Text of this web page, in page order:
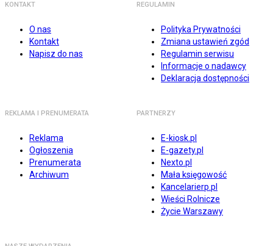
KONTAKT
O nas
Kontakt
Napisz do nas
REGULAMIN
Polityka Prywatności
Zmiana ustawień zgód
Regulamin serwisu
Informacje o nadawcy
Deklaracja dostępności
REKLAMA I PRENUMERATA
Reklama
Ogłoszenia
Prenumerata
Archiwum
PARTNERZY
E-kiosk.pl
E-gazety.pl
Nexto.pl
Mała księgowość
Kancelarierp.pl
Wieści Rolnicze
Życie Warszawy